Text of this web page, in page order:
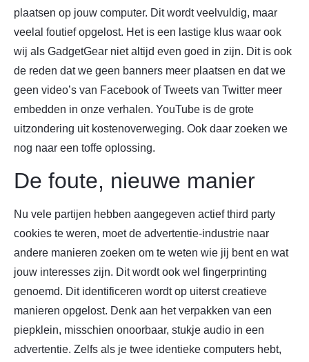
plaatsen op jouw computer. Dit wordt veelvuldig, maar
veelal foutief opgelost. Het is een lastige klus waar ook
wij als GadgetGear niet altijd even goed in zijn. Dit is ook
de reden dat we geen banners meer plaatsen en dat we
geen video’s van Facebook of Tweets van Twitter meer
embedden in onze verhalen. YouTube is de grote
uitzondering uit kostenoverweging. Ook daar zoeken we
nog naar een toffe oplossing.
De foute, nieuwe manier
Nu vele partijen hebben aangegeven actief third party
cookies te weren, moet de advertentie-industrie naar
andere manieren zoeken om te weten wie jij bent en wat
jouw interesses zijn. Dit wordt ook wel fingerprinting
genoemd. Dit identificeren wordt op uiterst creatieve
manieren opgelost. Denk aan het verpakken van een
piepklein, misschien onoorbaar, stukje audio in een
advertentie. Zelfs als je twee identieke computers hebt,